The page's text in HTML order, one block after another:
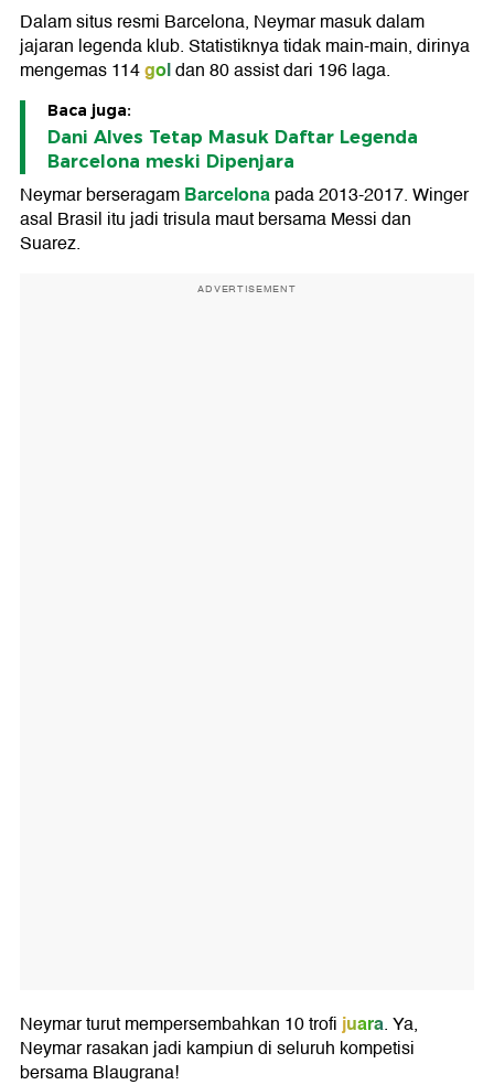
Dalam situs resmi Barcelona, Neymar masuk dalam
jajaran legenda klub. Statistiknya tidak main-main, dirinya
mengemas 114goldan 80 assist dari 196 laga.
Baca juga:
Dani Alves Tetap Masuk Daftar Legenda
Barcelona meski Dipenjara
Neymar berseragamBarcelonapada 2013-2017. Winger
asal Brasil itu jadi trisula maut bersama Messi dan
Suarez.
ADVERTISEMENT
Neymar turut mempersembahkan 10 trofijuara. Ya,
Neymar rasakan jadi kampiun di seluruh kompetisi
bersama Blaugrana!